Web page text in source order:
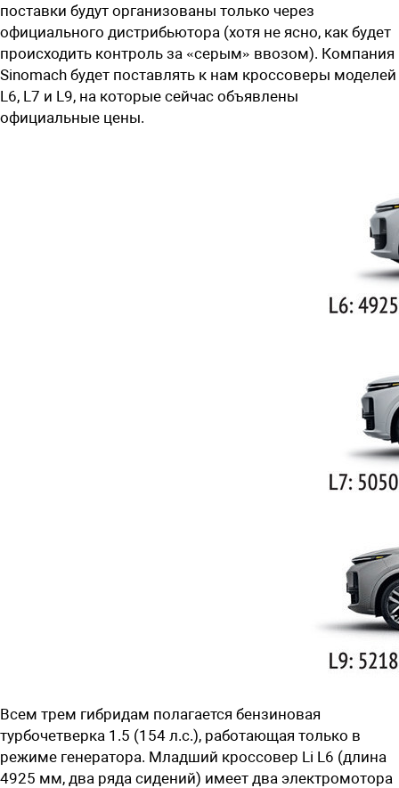
поставки будут организованы только через
официального дистрибьютора (хотя не ясно, как будет
происходить контроль за «серым» ввозом). Компания
Sinomach будет поставлять к нам кроссоверы моделей
L6, L7 и L9, на которые сейчас объявлены
официальные цены.
Всем трем гибридам полагается бензиновая
турбочетверка 1.5 (154 л.с.), работающая только в
режиме генератора. Младший кроссовер Li L6 (длина
4925 мм, два ряда сидений) имеет два электромотора